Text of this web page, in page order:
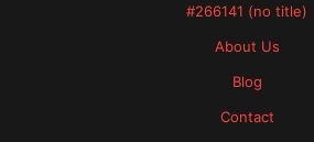
#266141 (no title)
About Us
Blog
Contact